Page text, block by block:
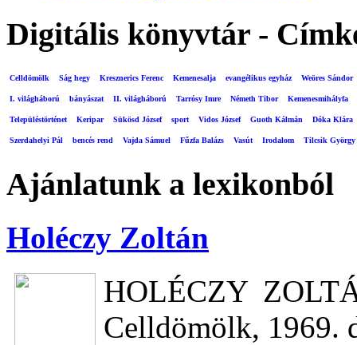
Digitális könyvtár -
Celldömölk Ság hegy Kresznerics Ferenc Kemenesalja evangélikus egyház Weöres Sándor
I. világháború bányászat II. világháború Tarrósy Imre Németh Tibor Kemenesmihályfa
Településtörténet Keripar Sükösd József sport Vidos József Guoth Kálmán Dóka Klára
Szerdahelyi Pál bencés rend Vajda Sámuel Fűzfa Balázs Vasút Irodalom Tilcsik György
Ajánlatunk a lexikonból
Holéczy Zoltán
HOLÉCZY
Celldömölk, 1969.